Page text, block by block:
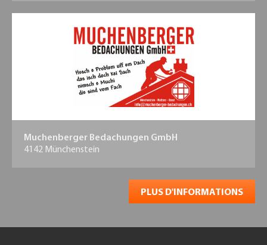
Muchenberger Bedachungen GmbH
4142 Münchenstein
PLUS D'INFORMATIONS